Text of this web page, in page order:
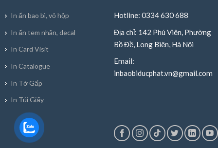
In ấn bao bì, vỏ hộp
In ấn tem nhãn, decal
In Card Visit
In Catalogue
In Tờ Gấp
In Túi Giấy
Hotline: 0334 630 688
Địa chỉ: 142 Phú Viên, Phường
Bồ Đề, Long Biên, Hà Nội
Email:
inbaobiducphat.vn@gmail.com